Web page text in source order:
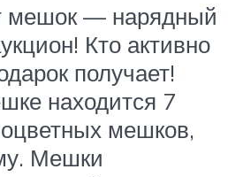
мешок — нарядный
Кто активно
получает!
находится 7
мешков,
Мешки